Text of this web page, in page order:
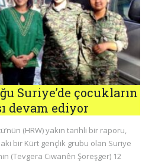
Suriye’de çocukların
devam ediyor
(HRW) yakın tarihli bir raporu,
bir Kürt gençlik grubu olan Suriye
(Tevgera Ciwanên Şoreşger) 12